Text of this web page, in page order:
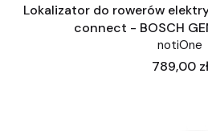
Lokalizator do rowerów
connect - BOSCH
notiOne
Cena
789,00 zł